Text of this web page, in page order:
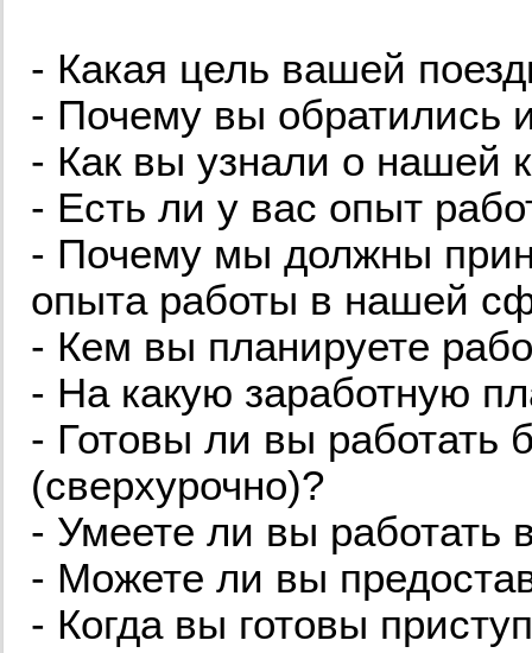
- Какая цель вашей
- Почему вы обратились
- Как вы узнали о нашей
- Есть ли у вас опыт
- Почему мы должны
опыта работы в нашей
- Кем вы планируете
- На какую заработную
- Готовы ли вы работать
(сверхурочно)?
- Умеете ли вы работать
- Можете ли вы
- Когда вы готовы